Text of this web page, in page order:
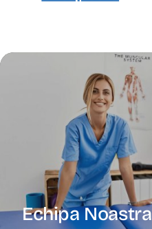
Echipa Noastra